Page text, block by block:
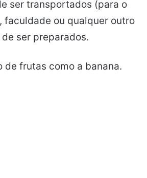
ser transportados (para o
faculdade ou qualquer outro
de ser preparados.
de frutas como a banana.